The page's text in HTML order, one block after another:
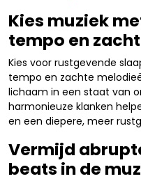
Kies muziek
tempo en
Kies voor rustgevende
tempo en zachte
lichaam in een staat van
harmonieuze klanken
en een diepere, meer
Vermijd
beats in de